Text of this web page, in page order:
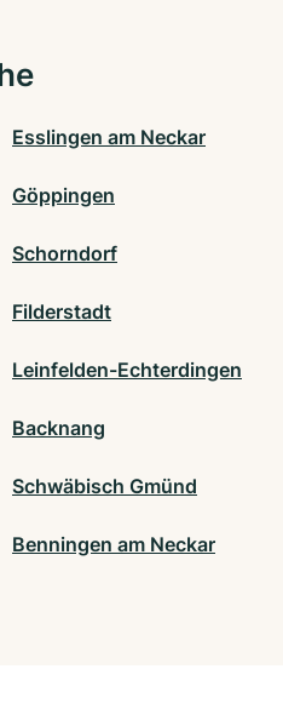
Esslingen am Neckar
Göppingen
Schorndorf
Filderstadt
Leinfelden-Echterdingen
Backnang
Schwäbisch Gmünd
Benningen am Neckar